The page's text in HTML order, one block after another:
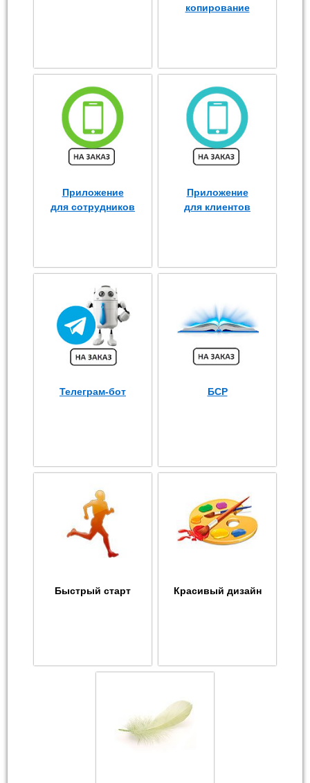
копирование
Приложение
для сотрудников
Приложение
для клиентов
Телеграм-бот БСР
Быстрый старт Красивый дизайн